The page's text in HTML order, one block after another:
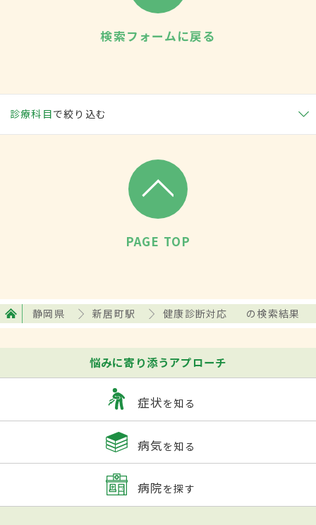
検索フォームに戻る
診療科目で絞り込む
PAGE TOP
静岡県 新居町駅 健康診断対応 の検索結果
悩みに寄り添うアプローチ
症状を知る
病気を知る
病院を探す